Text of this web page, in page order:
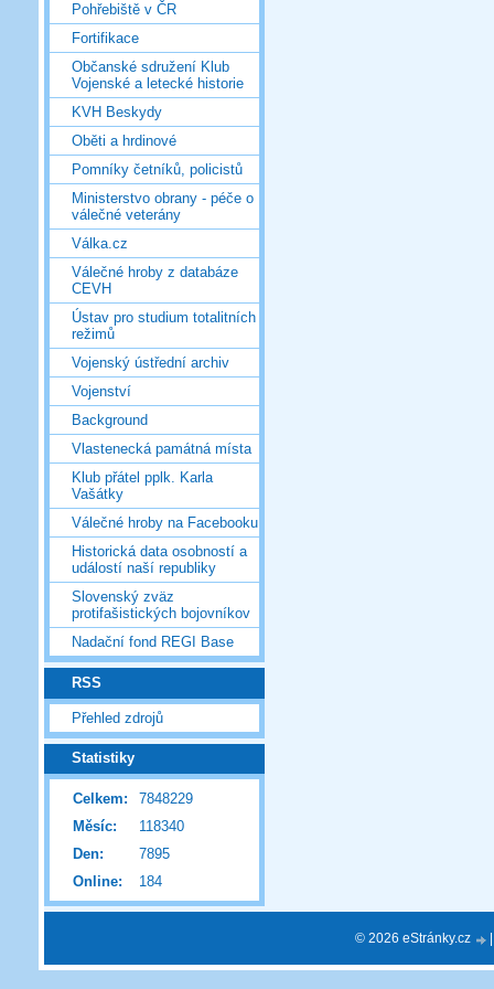
Pohřebiště v ČR
Fortifikace
Občanské sdružení Klub
Vojenské a letecké historie
KVH Beskydy
Oběti a hrdinové
Pomníky četníků, policistů
Ministerstvo obrany - péče o
válečné veterány
Válka.cz
Válečné hroby z databáze
CEVH
Ústav pro studium totalitních
režimů
Vojenský ústřední archiv
Vojenství
Background
Vlastenecká památná místa
Klub přátel pplk. Karla
Vašátky
Válečné hroby na Facebooku
Historická data osobností a
událostí naší republiky
Slovenský zväz
protifašistických bojovníkov
Nadační fond REGI Base
RSS
Přehled zdrojů
Statistiky
Online: 184
Celkem:
7848229
Měsíc:
118340
Den:
7895
© 2026 eStránky.cz